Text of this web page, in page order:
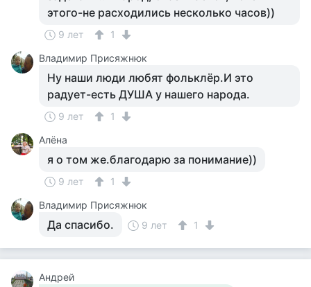
этого-не расходились несколько часов))
9 лет
1
Владимир Присяжнюк
Ну наши люди любят фольклёр.И это
радует-есть ДУША у нашего народа.
9 лет
1
Алёна
я о том же.благодарю за понимание))
9 лет
1
Владимир Присяжнюк
Да спасибо. 9 лет 1
Андрей